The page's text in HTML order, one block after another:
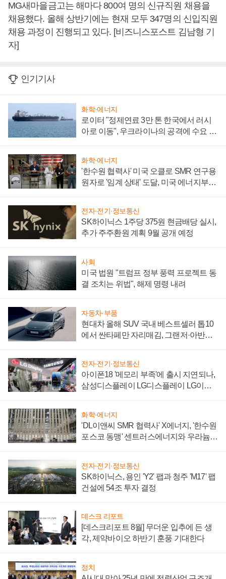
MG새마을금고는 해마다 800여 명의 신규직원 채용을
채용했다. 올해 상반기에는 현재 모두 347명의 신입직원
채용 과정이 진행되고 있다. [비즈니스포스트 김남형 기
자]
인기기사
화학·에너지
로이터 "정제연료 3만 톤 한국에서 러시
아로 이동", 우크라이나의 공격에 수요 늘
화학·에너지
'한수원 협력사' 미국 오클로 SMR 연구용
원자로 '임계 상태' 도달, 미국 에너지부
전자·전기·정보통신
SK하이닉스 1주당 375원 현금배당 실시,
추가 주주환원 계획 9월 공개 예정
사회
미국 법원 "트럼프 정부 풍력 프로젝트 동
결 조치는 위법", 해제 명령 내려
자동차·부품
현대차 올해 SUV 국내 베스트셀러 톱10
에서 싼타페만 자리매김, 그랜저·아반떼
전자·전기·정보통신
아이폰18 '메모리 부족'에 출시 지연되나,
삼성디스플레이 LG디스플레이 LG이노
화학·에너지
'DL이앤씨 SMR 협력사' X에너지, '한수원
포스코 동맹' 센트러스에너지와 우라늄
전자·전기·정보통신
SK하이닉스, 용인 'Y2' 팹과 청주 'M17' 팹
건설에 54조 투자 결정
데스크 리포트
[데스크리포트 8월] 무더운 입추에 든 생
각, 제약바이오 하반기 훈풍 기대한다
정치